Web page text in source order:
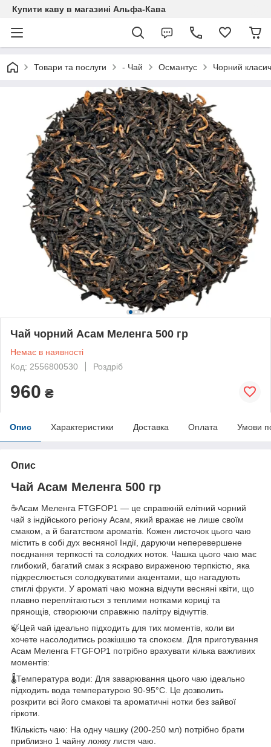
Купити каву в магазині Альфа-Кава
Товари та послуги - Чай Османтус Чорний
Чай чорний Асам Меленга 500 гр
Немає в наявності
Код: 2556800530
Роздріб
960 ₴
Опис Характеристики Доставка Оплата Умови
Опис
Чай Асам Меленга 500 гр
☕️Асам Меленга FTGFOP1 — це справжній елітний чорний
чай з індійського регіону Асам, який вражає не лише своїм
смаком, а й багатством ароматів. Кожен листочок цього чаю
містить в собі дух весняної Індії, даруючи неперевершене
поєднання терпкості та солодких ноток. Чашка цього чаю має
глибокий, багатий смак з яскраво вираженою терпкістю, яка
підкреслюється солодкуватими акцентами, що нагадують
стиглі фрукти. У ароматі чаю можна відчути весняні квіти, що
плавно переплітаються з теплими нотками кориці та
прянощів, створюючи справжню палітру відчуттів.
🍃Цей чай ідеально підходить для тих моментів, коли ви
хочете насолодитись розкішшю та спокоєм. Для приготування
Асам Меленга FTGFOP1 потрібно врахувати кілька важливих
моментів:
🌡Температура води: Для заварювання цього чаю ідеально
підходить вода температурою 90-95°C. Це дозволить
розкрити всі його смакові та ароматичні нотки без зайвої
гіркоти.
❗️Кількість чаю: На одну чашку (200-250 мл) потрібно брати
приблизно 1 чайну ложку листя чаю.